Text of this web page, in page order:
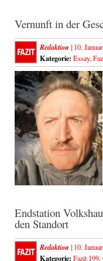
Vernunft in der
Redaktion | 10.
Kategorie: Essay,
Endstation
den Standort
Redaktion | 10.
Kategorie: Fazit 199,